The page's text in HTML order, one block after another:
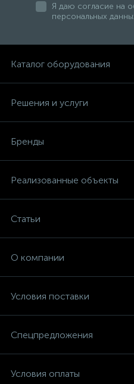
Я даю согласие на
персональных
Каталог оборудования
Решения и услуги
Бренды
Реализованные объекты
Статьи
О компании
Условия поставки
Спецпредложения
Условия оплаты